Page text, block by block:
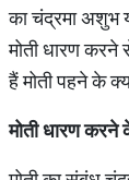
का चंद्रमा अशुभ
मोती धारण
हैं मोती पहने के
मोतीधारणकरने